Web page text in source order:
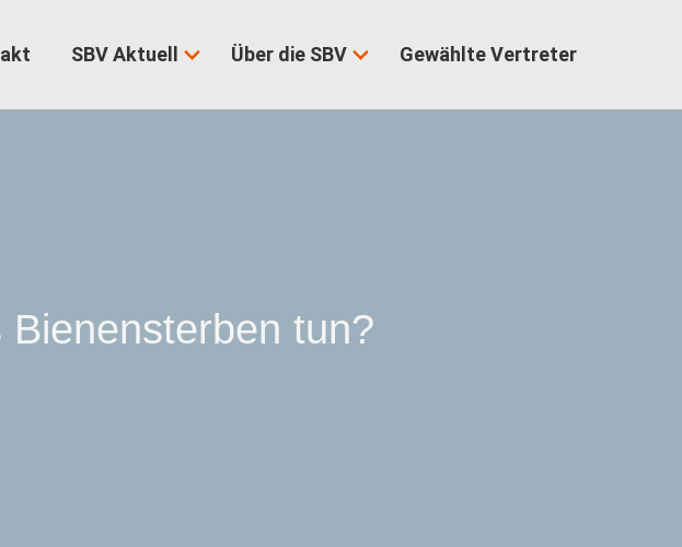
SBV Aktuell Über die SBV Gewählte Vertreter
tun?